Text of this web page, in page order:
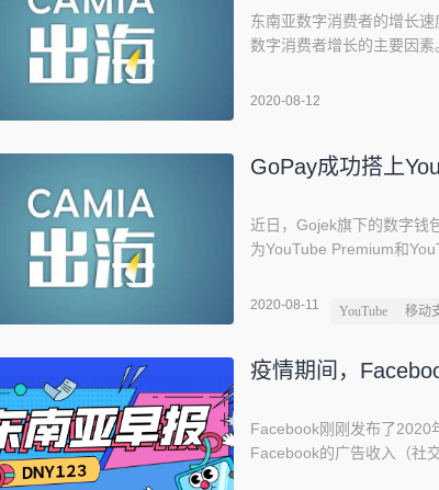
东南亚数字消费者的增长
数字消费者增长的主要因
Bain &amp; Company在
2020-08-12
GoPay成功搭上
近日，Gojek旗下的数字钱
为YouTube Premium和
于去年开始扩展。GoPay
并通过GoPay
2020-08-11 YouTube 移动
疫情期间，
Facebook刚刚发布了2020
Facebook的广告收入（社